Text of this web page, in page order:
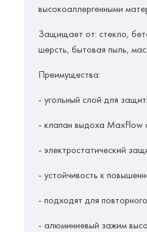
высокоаллергенными
Защищает от: стекло,
шерсть, бытовая пыль,
Преимущества:
- угольный слой для
- клапан выдоха MaxFlow
- электростатический
- устойчивость к
- подходят для
- алюминиевый зажим